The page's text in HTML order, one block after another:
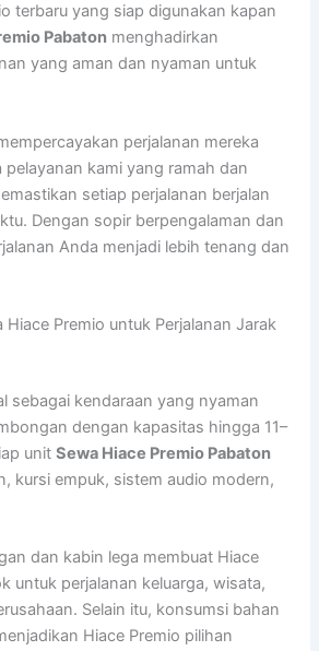
terbaru yang siap digunakan kapan
Pabaton menghadirkan
yang aman dan nyaman untuk
perjalanan mereka
pelayanan kami yang ramah dan
setiap perjalanan berjalan
Dengan sopir berpengalaman dan
Anda menjadi lebih tenang dan
Hiace Premio untuk Perjalanan Jarak
sebagai kendaraan yang nyaman
dengan kapasitas hingga 11–
unitSewa Hiace Premio Pabaton
kursi empuk, sistem audio modern,
dan kabin lega membuat Hiace
untuk perjalanan keluarga, wisata,
Selain itu, konsumsi bahan
Hiace Premio pilihan